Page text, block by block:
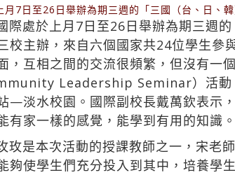
月7日至26日舉辦為期三週的「三國（台、日、
際處於上月7日至26日舉辦為期三週
校主辦，來自六個國家共24位學生
，互相之間的交流很頻繁，但沒有一
Leadership Seminar）活動
—淡水校園。國際副校長戴萬欽表示
有家一樣的感覺，能學到有用的知識。
玫是本次活動的授課教師之一，宋老
夠使學生們充分投入到其中，培養學